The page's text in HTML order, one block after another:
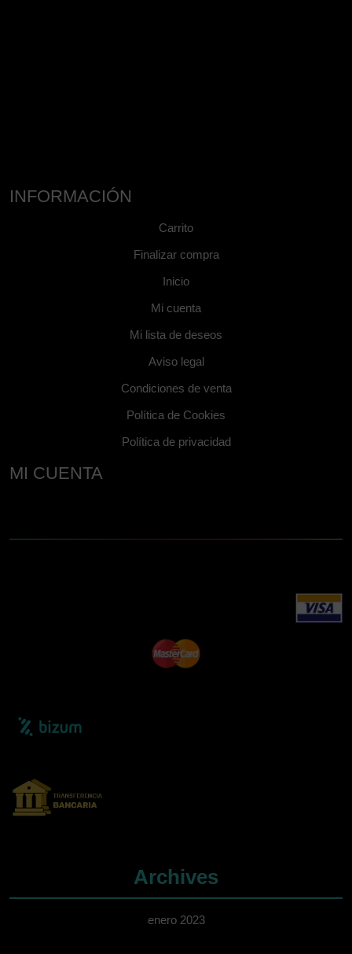
INFORMACIÓN
Carrito
Finalizar compra
Inicio
Mi cuenta
Mi lista de deseos
Aviso legal
Condiciones de venta
Política de Cookies
Política de privacidad
MI CUENTA
Archives
enero 2023